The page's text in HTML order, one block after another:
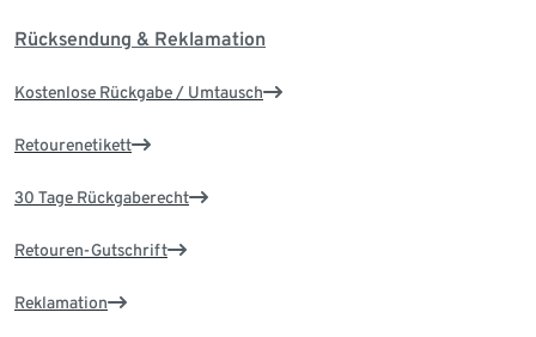
Rücksendung & Reklamation
Kostenlose Rückgabe / Umtausch
Retourenetikett
30 Tage Rückgaberecht
Retouren-Gutschrift
Reklamation